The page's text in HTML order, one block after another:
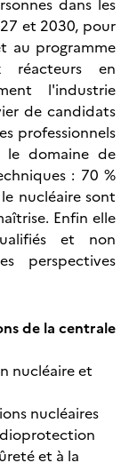
dans les
et 2030, pour
au programme
réacteurs en
l'industrie
de candidats
professionnels
le domaine de
: 70 %
nucléaire sont
Enfin elle
et non
perspectives
de la centrale
nucléaire et
nucléaires
et à la